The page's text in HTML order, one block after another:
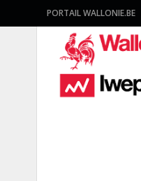
PORTAIL WALLONIE.BE